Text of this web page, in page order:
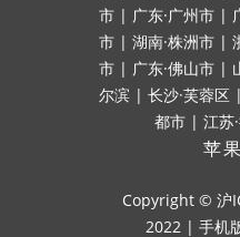
市 | 广东·广州市 |
市 | 湖南·株洲市 |
市 | 广东·佛山市 |
尔滨 | 长沙·芙蓉区 |
都市 | 江苏
苹
Copyright © 沪
2022 | 手机